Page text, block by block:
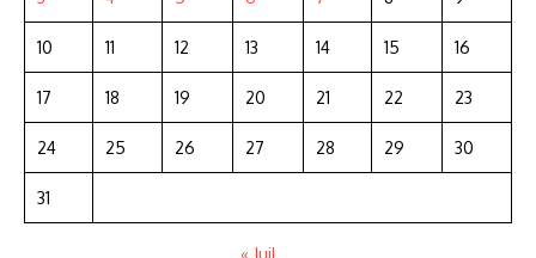
10 11 12 13 14 15 16
17 18 19 20 21 22 23
24 25 26 27 28 29 30
31
« Juil